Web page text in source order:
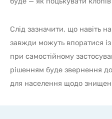
Слід зазначити, що навіть
завжди можуть впоратися
при самостійному
рішенням буде звернення
для населення щодо